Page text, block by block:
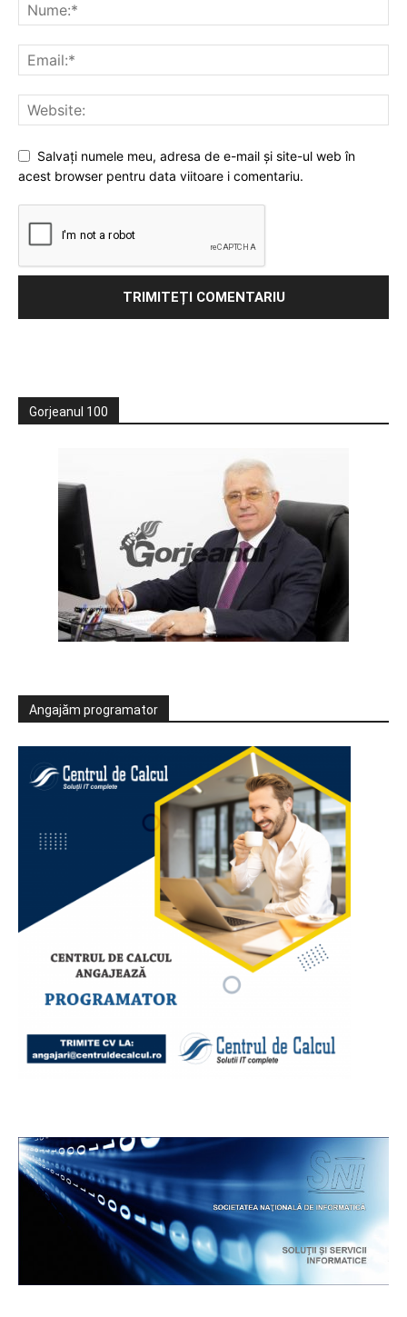
Salvați numele meu, adresa de e-mail și site-ul web în
acest browser pentru data viitoare i comentariu.
Gorjeanul 100
Angajăm programator